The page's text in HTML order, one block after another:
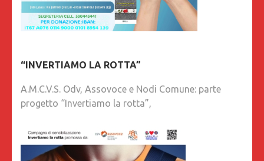
“INVERTIAMO LA ROTTA”
A.M.C.V.S. Odv, Assovoce e Nodi Comune: parte
progetto “Invertiamo la rotta”,